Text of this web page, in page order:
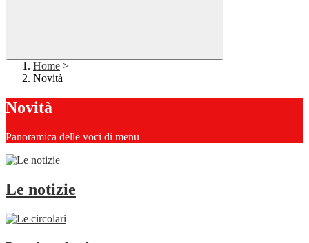
Home >
Novità
Novità
Panoramica delle voci di menu
Le notizie